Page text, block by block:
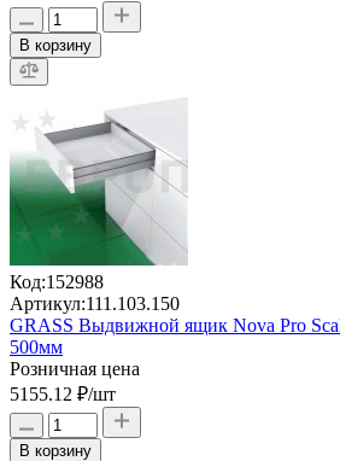
В корзину
Код:152988
Артикул:111.103.150
GRASS Выдвижной ящик Nova Pro
500мм
Розничная цена
5155.12 ₽/шт
В корзину